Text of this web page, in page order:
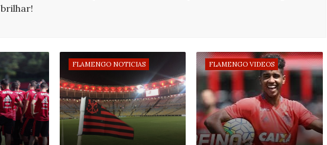
brilhar!
FLAMENGO NOTICIAS FLAMENGO VIDEOS